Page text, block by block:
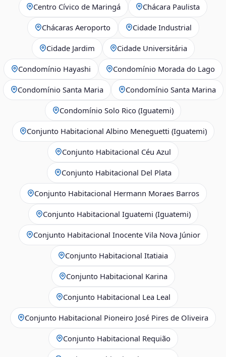
Centro Cívico de Maringá Chácara Paulista
Chácaras Aeroporto Cidade Industrial
Cidade Jardim Cidade Universitária
Condomínio Hayashi Condomínio Morada do Lago
Condomínio Santa Maria Condomínio Santa Marina
Condomínio Solo Rico (Iguatemi)
Conjunto Habitacional Albino Meneguetti (Iguatemi)
Conjunto Habitacional Céu Azul
Conjunto Habitacional Del Plata
Conjunto Habitacional Hermann Moraes Barros
Conjunto Habitacional Iguatemi (Iguatemi)
Conjunto Habitacional Inocente Vila Nova Júnior
Conjunto Habitacional Itatiaia
Conjunto Habitacional Karina
Conjunto Habitacional Lea Leal
Conjunto Habitacional Pioneiro José Pires de Oliveira
Conjunto Habitacional Requião